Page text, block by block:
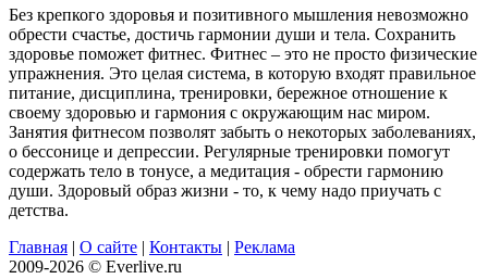
Без крепкого здоровья и позитивного мышления невозможно
обрести счастье, достичь гармонии души и тела. Сохранить
здоровье поможет фитнес. Фитнес – это не просто физические
упражнения. Это целая система, в которую входят правильное
питание, дисциплина, тренировки, бережное отношение к
своему здоровью и гармония с окружающим нас миром.
Занятия фитнесом позволят забыть о некоторых заболеваниях,
о бессонице и депрессии. Регулярные тренировки помогут
содержать тело в тонусе, а медитация - обрести гармонию
души. Здоровый образ жизни - то, к чему надо приучать с
детства.
Главная | О сайте | Контакты | Реклама
2009-2026 © Everlive.ru